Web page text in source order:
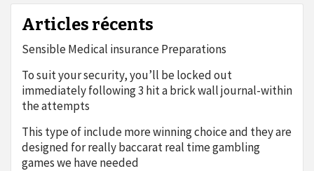
Articles récents
Sensible Medical insurance Preparations
To suit your security, you’ll be locked out
immediately following 3 hit a brick wall journal-within
the attempts
This type of include more winning choice and they are
designed for really baccarat real time gambling
games we have needed